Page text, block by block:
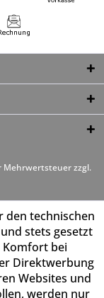
Mehrwertsteuer zzgl.
den technischen
stets gesetzt
Komfort bei
Direktwerbung
Websites und
werden nur